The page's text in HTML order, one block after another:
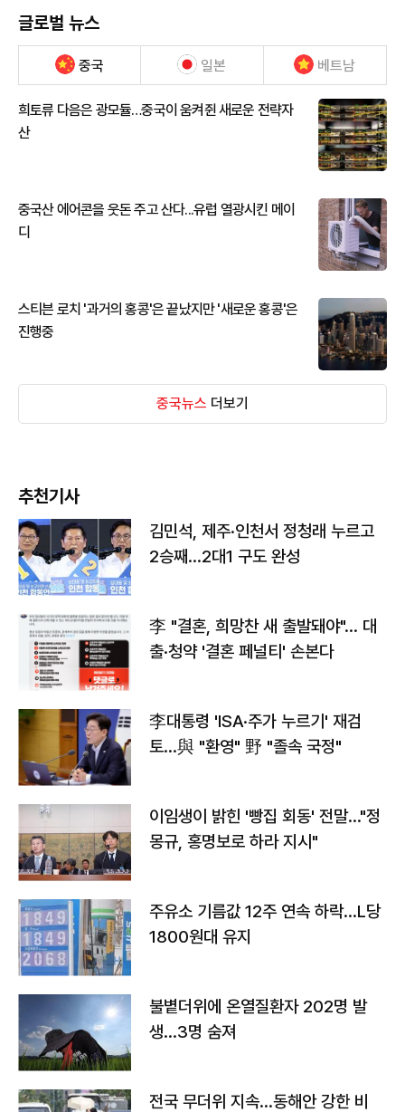
글로벌 뉴스
중국 일본 베트남
희토류 다음은 광모듈…중국이 움켜쥔 새로운 전략자
산
중국산 에어콘을 웃돈 주고 산다...유럽 열광시킨 메이
디
스티븐 로치 '과거의 홍콩'은 끝났지만 '새로운 홍콩'은
진행중
중국뉴스 더보기
추천기사
김민석, 제주·인천서 정청래 누르고
2승째…2대1 구도 완성
李 "결혼, 희망찬 새 출발돼야"… 대
출·청약 '결혼 페널티' 손본다
李대통령 'ISA·주가 누르기' 재검
토…與 "환영" 野 "졸속 국정"
이임생이 밝힌 '빵집 회동' 전말…"정
몽규, 홍명보로 하라 지시"
주유소 기름값 12주 연속 하락…L당
1800원대 유지
불볕더위에 온열질환자 202명 발
생…3명 숨져
전국 무더위 지속…동해안 강한 비